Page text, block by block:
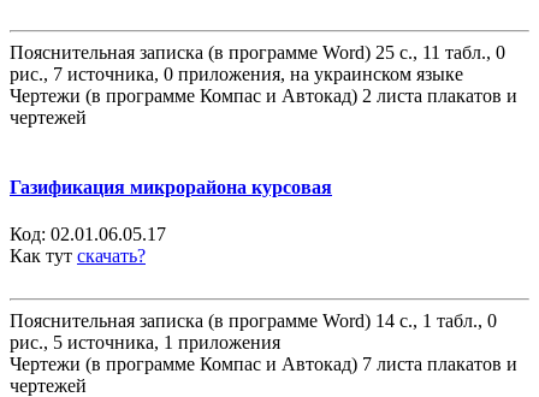
Пояснительная записка (в программе Word) 25 с., 11 табл., 0
рис., 7 источника, 0 приложения, на украинском языке
Чертежи (в программе Компас и Автокад) 2 листа плакатов и
чертежей
Газификация микрорайона курсовая
Код: 02.01.06.05.17
Как тут скачать?
Пояснительная записка (в программе Word) 14 с., 1 табл., 0
рис., 5 источника, 1 приложения
Чертежи (в программе Компас и Автокад) 7 листа плакатов и
чертежей